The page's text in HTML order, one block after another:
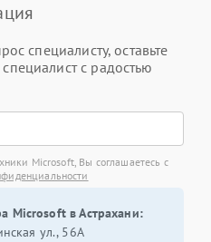
специалисту, оставьте
с радостью
Microsoft, Вы соглашаетесь с
Microsoft в Астрахани:
ул., 56А